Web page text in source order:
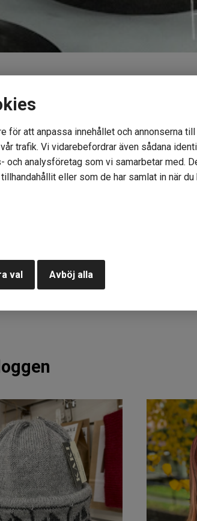
för att anpassa innehållet och annonserna
trafik. Vi vidarebefordrar även sådana
och analysföretag som vi samarbetar med.
eller som de har samlat in när du
val Avböj alla
med att sticka mössor på
skulle syssla med min hobby efter många
samtidigt som jag stickade mössor på
sin egen unika färgkombination.
jag mössor till många butiker i Europa.
en större lokal.
i samma lokal på Årevägen 74 sedan
i Åre och webshopen.